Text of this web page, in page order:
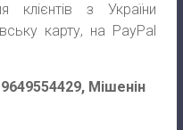
клієнтів з України
карту, на PayPal
Мішенін